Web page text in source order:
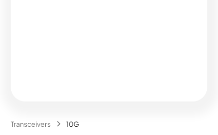
Transceivers 10G